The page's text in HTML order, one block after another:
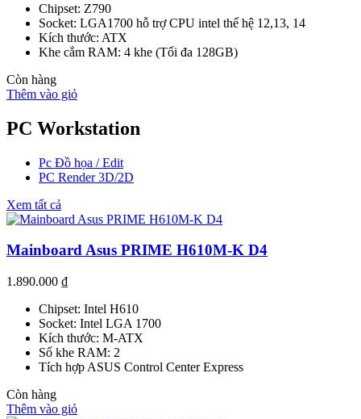
Chipset: Z790
Socket: LGA1700 hỗ trợ CPU intel thế hệ 12,13, 14
Kích thước: ATX
Khe cắm RAM: 4 khe (Tối đa 128GB)
Còn hàng
Thêm vào giỏ
PC Workstation
Pc Đồ họa / Edit
PC Render 3D/2D
Xem tất cả
Mainboard Asus PRIME H610M-K D4
1.890.000 ₫
Chipset: Intel H610
Socket: Intel LGA 1700
Kích thước: M-ATX
Số khe RAM: 2
Tích hợp ASUS Control Center Express
Còn hàng
Thêm vào giỏ